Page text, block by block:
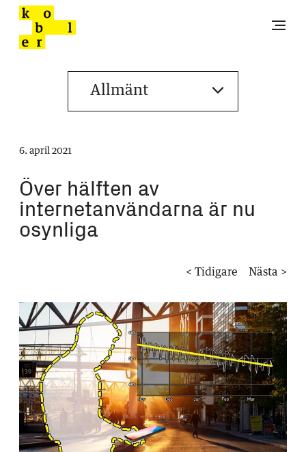
6. april 2021
Över hälften av
internetanvändarna är nu
osynliga
< Tidigare Nästa >